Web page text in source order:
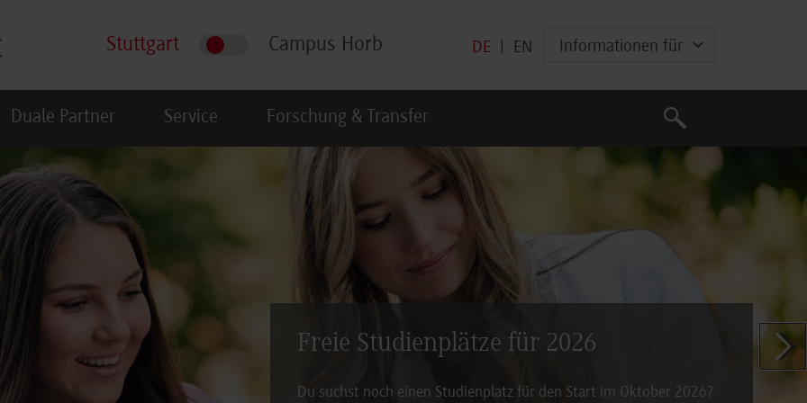
Stuttgart Campus Horb DE EN Informationen für
Duale Partner Service Forschung & Transfer
Suche
Suche
Freie Studienplätze für 2026
Du suchst noch einen Studienplatz für den Start im Oktober 2026?
Zeige